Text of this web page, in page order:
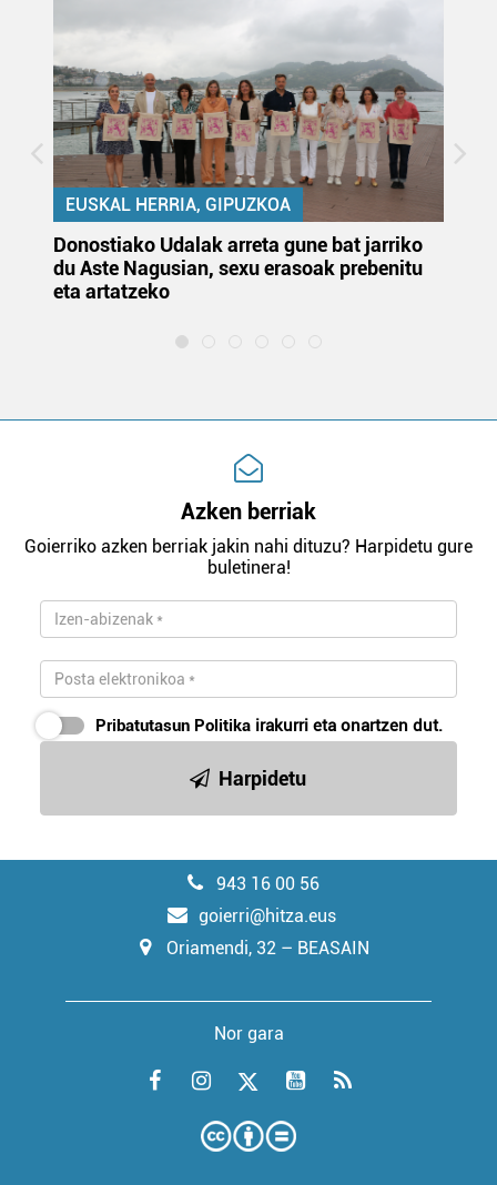
EUSKAL HERRIA, GIPUZKOA
Donostiako Udalak arreta gune bat jarriko
du Aste Nagusian, sexu erasoak prebenitu
eta artatzeko
Azken berriak
Goierriko azken berriak jakin nahi dituzu? Harpidetu gure
buletinera!
Pribatutasun Politika irakurri eta onartzen dut.
Harpidetu
943 16 00 56
goierri@hitza.eus
Oriamendi, 32 – BEASAIN
Nor gara